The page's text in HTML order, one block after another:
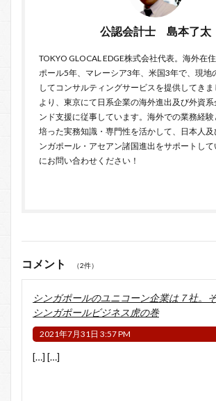
公認会計士 島本了太
TOKYO GLOCAL EDGE株式会社代表。海外在
ポール5年、マレーシア3年、米国3年で、現地
してコンサルティングサービスを提供してき
より、東京にて日系企業の海外進出及び外資
ンド支援に従事しています。海外での業務経
培った実務知識・専門性を活かして、日本人
ンガポール・アセアン諸国進出をサポートし
にお問い合わせ ください！
コメント （2件）
シンガポールのユニコーン企業は７社。
シンガポールビジネス虎の巻
2021年7月31日 3:57 PM
[…] […]